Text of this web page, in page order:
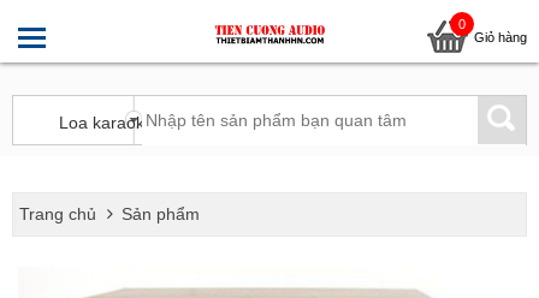
0
Giỏ hàng
Trang chủ Sản phẩm